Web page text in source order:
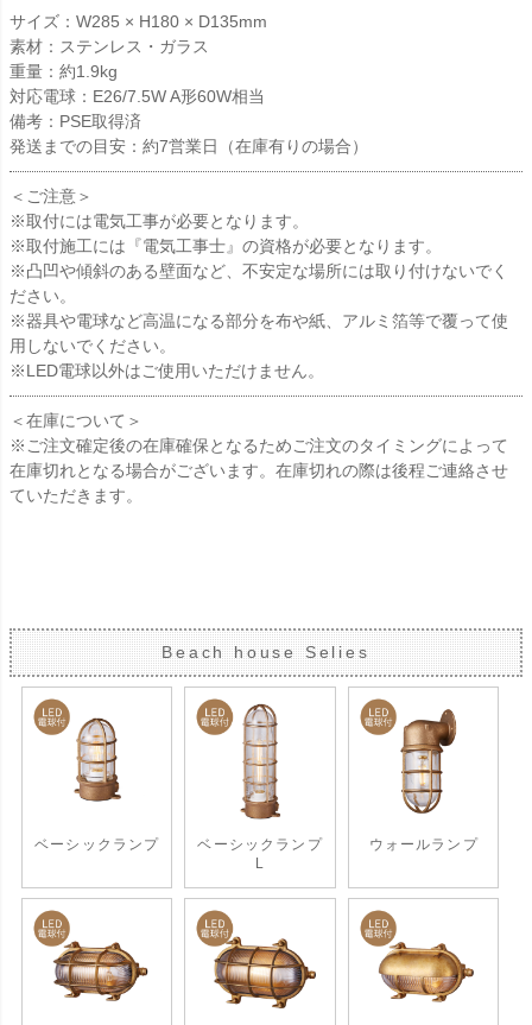
サイズ：W285 × H180 × D135mm
素材：ステンレス・ガラス
重量：約1.9kg
対応電球：E26/7.5W A形60W相当
備考：PSE取得済
発送までの目安：約7営業日（在庫有りの場合）
＜ご注意＞
※取付には電気工事が必要となります。
※取付施工には『電気工事士』の資格が必要となります。
※凸凹や傾斜のある壁面など、不安定な場所には取り付けないでく
ださい。
※器具や電球など高温になる部分を布や紙、アルミ箔等で覆って使
用しないでください。
※LED電球以外はご使用いただけません。
＜在庫について＞
※ご注文確定後の在庫確保となるためご注文のタイミングによって
在庫切れとなる場合がございます。在庫切れの際は後程ご連絡させ
ていただきます。
Beach house Selies
ベーシックランプ
ベーシックランプ
ウォールランプ